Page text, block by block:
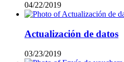
04/22/2019
Actualización de datos
03/23/2019